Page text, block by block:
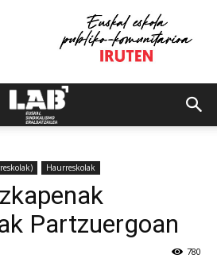
Haurreskolak
Partzuergoan
780